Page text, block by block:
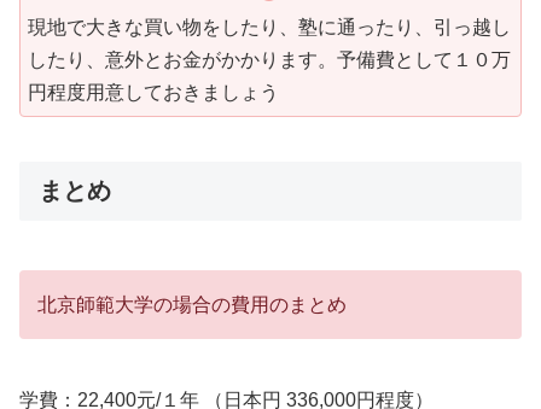
現地で大きな買い物をしたり、塾に通ったり、引っ越し
したり、意外とお金がかかります。予備費として１０万
円程度用意しておきましょう
まとめ
北京師範大学の場合の費用のまとめ
学費：22,400元/１年 （日本円 336,000円程度）